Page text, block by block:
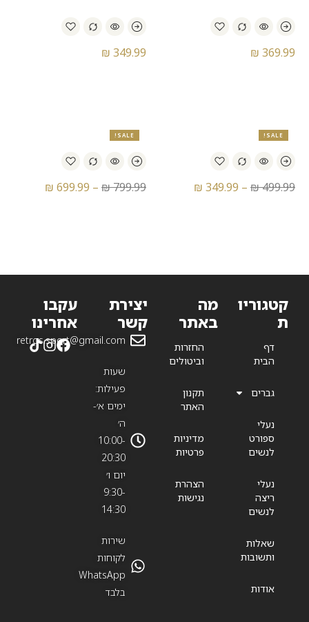
₪ 369.99
₪ 349.99
SALE!
₪499.99
–
₪ 349.99
SALE!
₪799.99
–
₪ 699.99
קטגוריו
ת
דף
הבית
גברים
נעלי
ספורט
לנשים
נעלי
ריצה
לנשים
שאלות
ותשובות
אודות
מה
באתר
החזרות
וביטולים
תקנון
האתר
מדיניות
פרטיות
הצהרת
נגישות
יצירת
קשר
retros.sport@gmail.com
שעות
פעילות:
ימים א׳-
ה׳
10:00-
20:30
יום ו׳
9:30-
14:30
שירות
לקוחות
WhatsApp
בלבד
עקבו
אחרינו